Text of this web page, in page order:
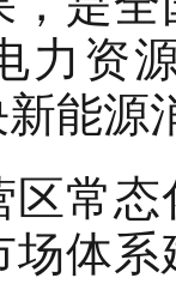
力资
能源
区常
场体